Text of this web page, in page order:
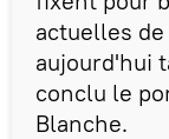
actuelles
aujourd'hui
conclu le
Blanche.